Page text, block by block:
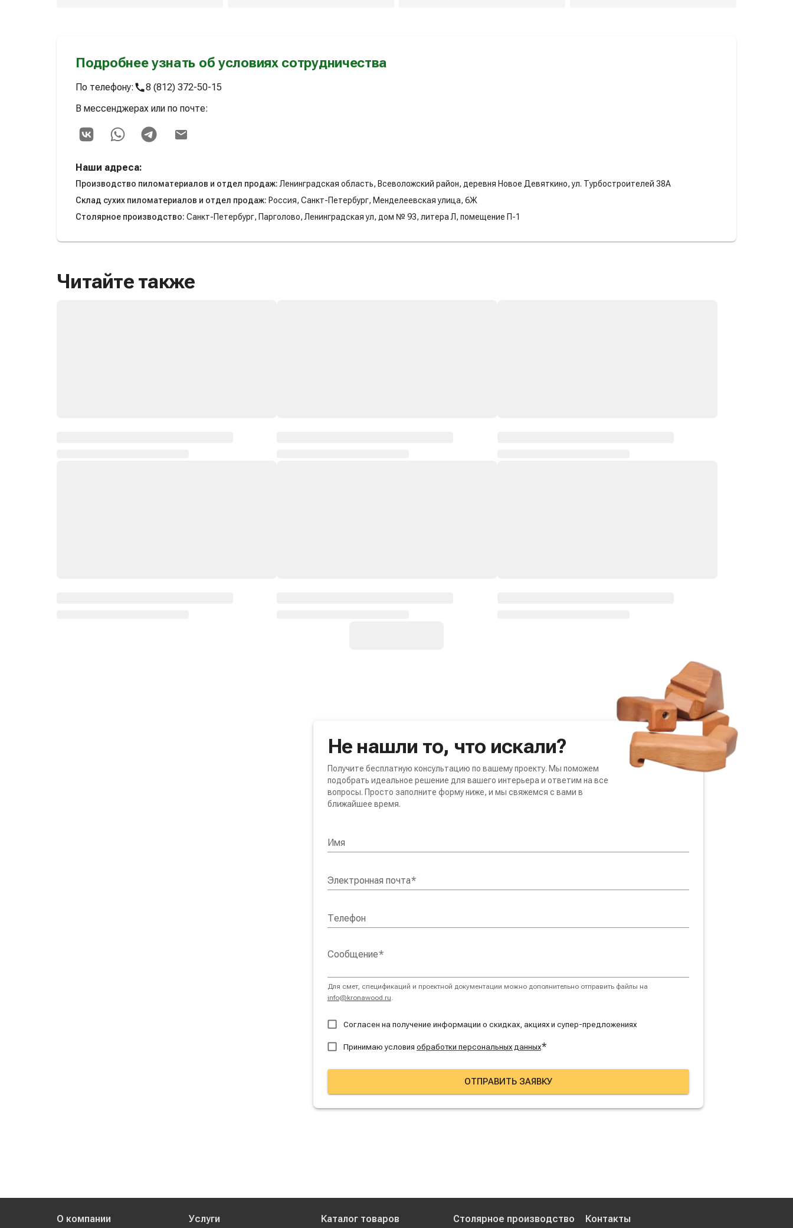
Подробнее узнать об условиях сотрудничества
По телефону:
8 (812) 372-50-15
В мессенджерах или по почте:
Наши адреса:
Производство пиломатериалов и отдел продаж:Ленинградская область, Всеволожский район, деревня Новое Девяткино, ул. Турбостроителей 38А
Склад сухих пиломатериалов и отдел продаж: Россия, Санкт-Петербург, Менделеевская улица, 6Ж
Столярное производство: Санкт-Петербург, Парголово, Ленинградская ул, дом № 93, литера Л, помещение П-1
Читайте также
Не нашли то, что искали?
Получите бесплатную консультацию по вашему проекту. Мы поможем
подобрать идеальное решение для вашего интерьера и ответим на все
вопросы. Просто заполните форму ниже, и мы свяжемся с вами в
ближайшее время.
Имя
Электронная почта*
Телефон
Сообщение*
Для смет, спецификаций и проектной документации можно дополнительно отправить файлы на
info@kronawood.ru.
Согласен на получение информации о скидках, акциях и супер-предложениях
Принимаю условия обработки персональных данных*
ОТПРАВИТЬ ЗАЯВКУ
О компании Услуги Каталог товаров Столярное производство Контакты